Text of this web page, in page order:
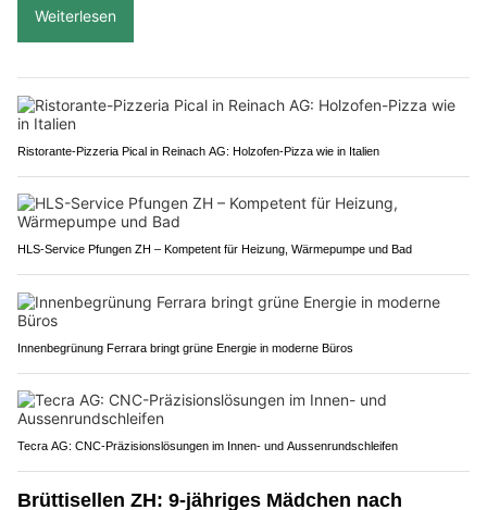
Weiterlesen
Ristorante-Pizzeria Pical in Reinach AG: Holzofen-Pizza wie in Italien
HLS-Service Pfungen ZH – Kompetent für Heizung, Wärmepumpe und Bad
Innenbegrünung Ferrara bringt grüne Energie in moderne Büros
Tecra AG: CNC-Präzisionslösungen im Innen- und Aussenrundschleifen
Brüttisellen ZH: 9-jähriges Mädchen nach